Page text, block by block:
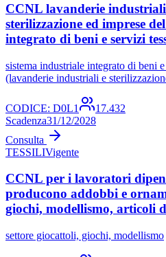
CCNL lavanderie
sterilizzazione ed imprese
integrato di beni e servizi
sistema industriale integrato di beni
(lavanderie industriali e
CODICE: D0L1
17.432
Scadenza31/12/2028
Consulta
TESSILIVigente
CCNL per i lavoratori
producono addobbi e
giochi, modellismo, articoli
settore giocattoli, giochi, modellismo